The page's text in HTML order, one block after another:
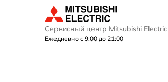
Сервисный центр Mitsubishi Electric
Ежедневно с 9:00 до 21:00